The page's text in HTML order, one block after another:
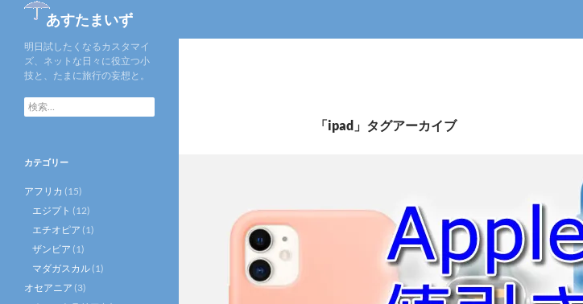
あすたまいず
「ipad」タグアーカイブ
明日試したくなるカスタマイ
ズ、ネットな日々に役立つ小
技と、たまに旅行の妄想と。
検
索:
カテゴリー
アフリカ (15)
エジプト (12)
エチオピア (1)
ザンビア (1)
マダガスカル (1)
オセアニア (3)